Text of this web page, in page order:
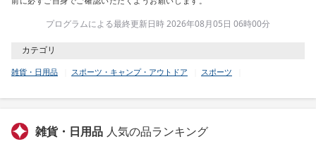
プログラムによる最終更新日時 2026年08月05日 06時00分
カテゴリ
雑貨・日用品 スポーツ・キャンプ・アウトドア スポーツ
雑貨・日用品 人気の品ランキング